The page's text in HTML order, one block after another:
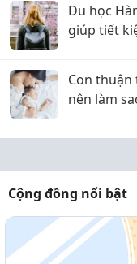
Du học
giúp tiết
Con thuận
nên làm
Cộng đồng nổi bật